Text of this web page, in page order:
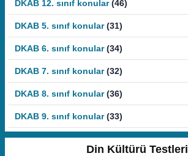
DKAB 12. sınıf konular (46)
DKAB 5. sınıf konular (31)
DKAB 6. sınıf konular (34)
DKAB 7. sınıf konular (32)
DKAB 8. sınıf konular (36)
DKAB 9. sınıf konular (33)
Din Kültürü Testleri